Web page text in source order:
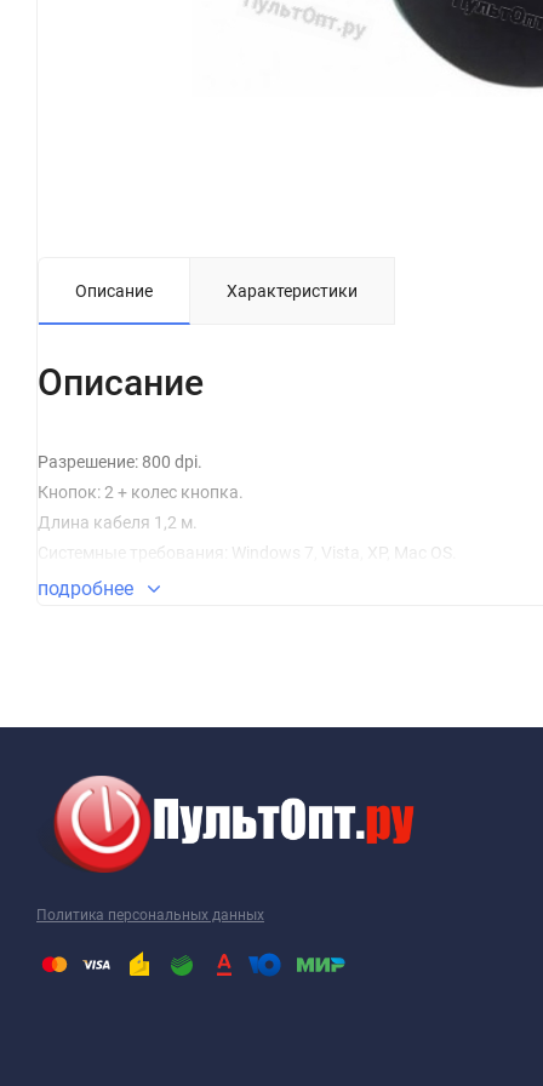
Описание Характеристики
Описание
Разрешение: 800 dpi.
Кнопок: 2 + колес кнопка.
Длина кабеля 1,2 м.
Системные требования: Windows 7, Vista, XP, Mac OS.
подробнее
Политика персональных данных